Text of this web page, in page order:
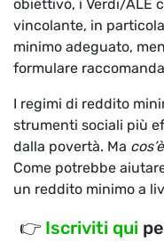
obiettivo, i Verdi/ALE
vincolante, in
minimo adeguato,
formulare
I regimi di reddito
strumenti sociali più
dalla povertà. Ma cos’è
Come potrebbe
un reddito minimo a
👉 Iscriviti qui